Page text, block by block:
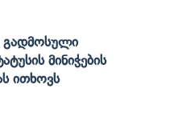
Გადმოსული
Მინიჭების
Ითხოვს